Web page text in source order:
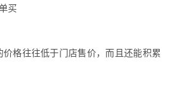
买
格往往低于门店售价，而且还能积累